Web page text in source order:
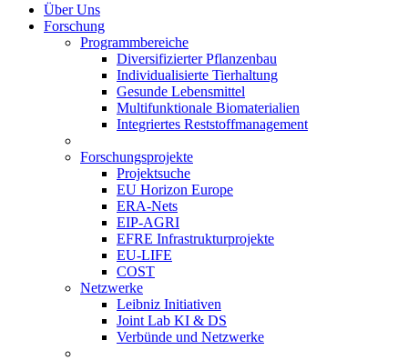
Über Uns
Forschung
Programmbereiche
Diversifizierter Pflanzenbau
Individualisierte Tierhaltung
Gesunde Lebensmittel
Multifunktionale Biomaterialien
Integriertes Reststoffmanagement
Forschungsprojekte
Projektsuche
EU Horizon Europe
ERA-Nets
EIP-AGRI
EFRE Infrastrukturprojekte
EU-LIFE
COST
Netzwerke
Leibniz Initiativen
Joint Lab KI & DS
Verbünde und Netzwerke